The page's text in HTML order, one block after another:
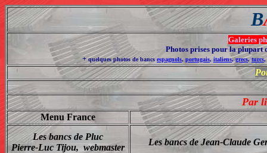
B
Galeries
Photos prises pour la plupart
+quelques photos de bancs espagnols, portugais, italiens,grecs,turcs,
Par
Menu France
Les bancs de Pluc
Pierre-Luc Tijou, webmaster
Les bancs de Jean-Claude